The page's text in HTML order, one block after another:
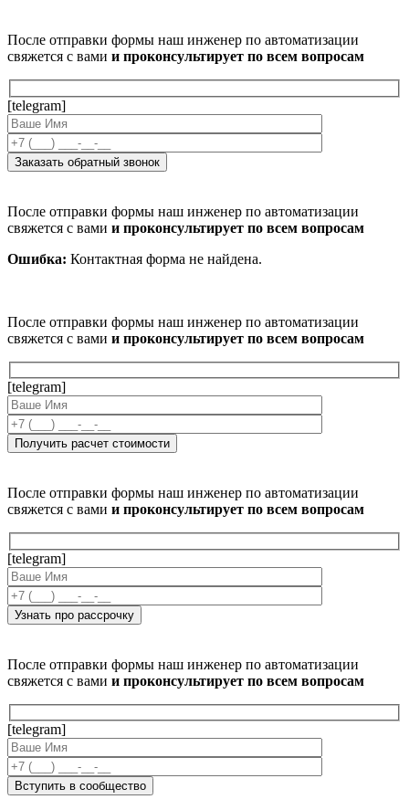
После отправки формы наш инженер по автоматизации
свяжется с вами и проконсультирует по всем вопросам
[telegram]
После отправки формы наш инженер по автоматизации
свяжется с вами и проконсультирует по всем вопросам
Ошибка: Контактная форма не найдена.
После отправки формы наш инженер по автоматизации
свяжется с вами и проконсультирует по всем вопросам
[telegram]
После отправки формы наш инженер по автоматизации
свяжется с вами и проконсультирует по всем вопросам
[telegram]
После отправки формы наш инженер по автоматизации
свяжется с вами и проконсультирует по всем вопросам
[telegram]